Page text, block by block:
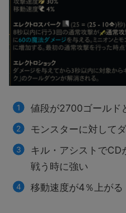
値段が2700ゴールド
モンスターに対して
キル・アシストでCD
戦う時に強い
移動速度が4％上がる